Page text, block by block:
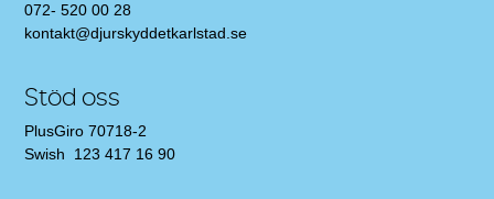
072- 520 00 28
kontakt@djurskyddetkarlstad.se
Stöd oss
PlusGiro 70718-2
Swish 123 417 16 90